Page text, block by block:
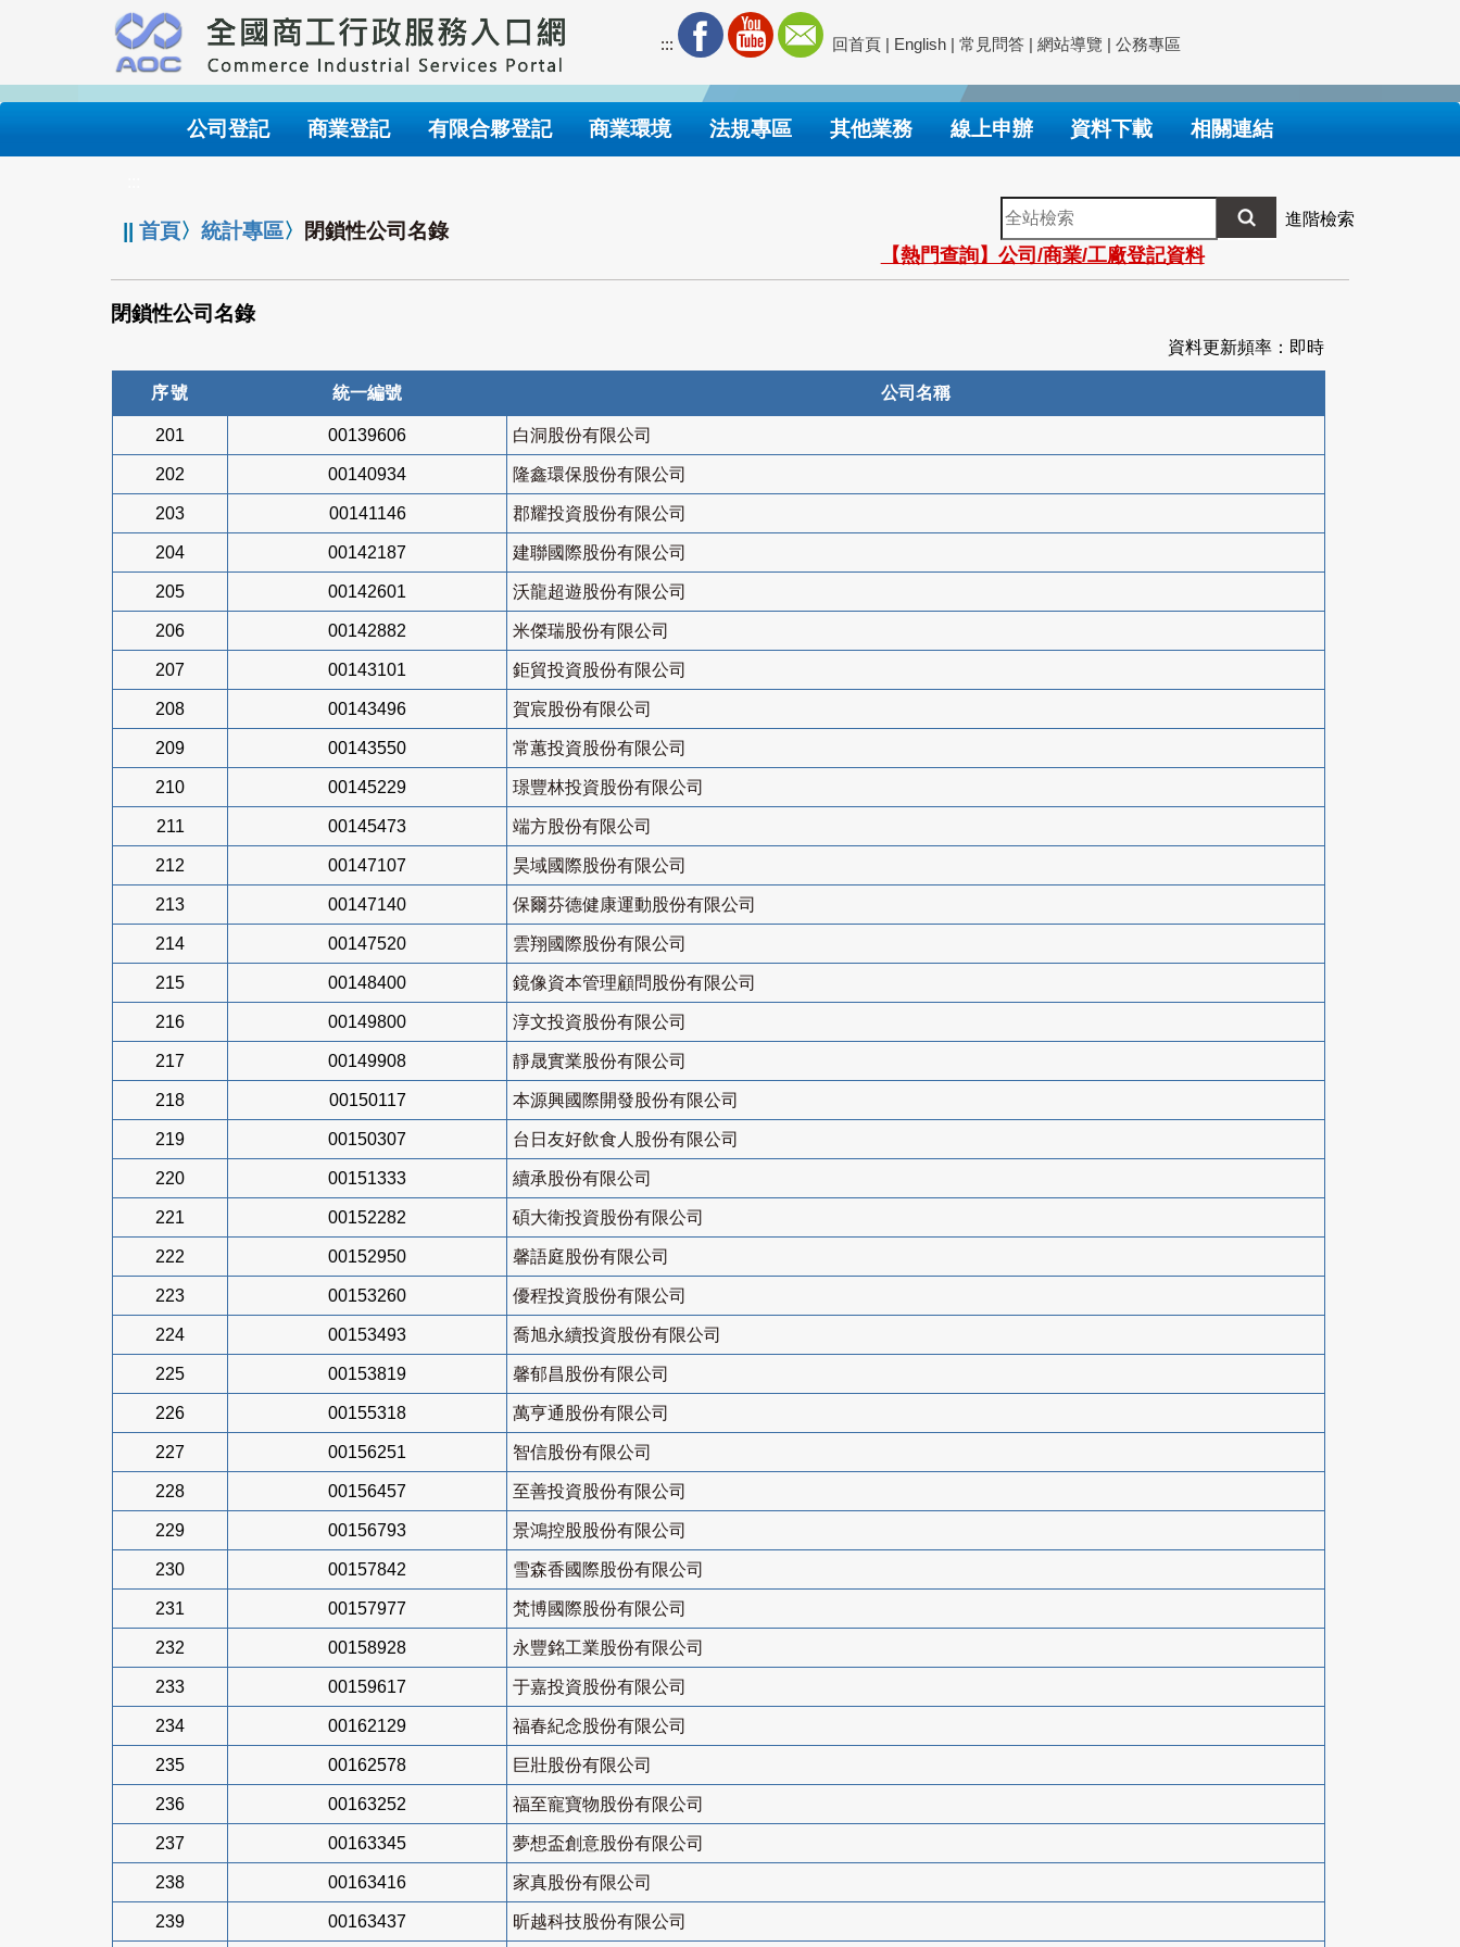
要
內
::: 回首頁 | English | 常見問答 | 網站導覽 | 公務專區
公司登記 商業登記 有限合夥登記 商業環境 法規專區 其他業務 線上申辦 資料下載 相關連結
||首頁〉統計專區〉 閉鎖性公司名錄
全
站
檢
索
進階檢索
【熱門查詢】公司/商業/工廠登記資料
閉鎖性公司名錄
資料更新頻率：即時
序號 統一編號 公司名稱
201 00139606 白洞股份有限公司
202 00140934 隆鑫環保股份有限公司
203 00141146 郡耀投資股份有限公司
204 00142187 建聯國際股份有限公司
205 00142601 沃龍超遊股份有限公司
206 00142882 米傑瑞股份有限公司
207 00143101 鉅貿投資股份有限公司
208 00143496 賀宸股份有限公司
209 00143550 常蕙投資股份有限公司
210 00145229 璟豐林投資股份有限公司
211 00145473 端方股份有限公司
212 00147107 昊域國際股份有限公司
213 00147140 保爾芬德健康運動股份有限公司
214 00147520 雲翔國際股份有限公司
215 00148400 鏡像資本管理顧問股份有限公司
216 00149800 淳文投資股份有限公司
217 00149908 靜晟實業股份有限公司
218 00150117 本源興國際開發股份有限公司
219 00150307 台日友好飲食人股份有限公司
220 00151333 續承股份有限公司
221 00152282 碩大衛投資股份有限公司
222 00152950 馨語庭股份有限公司
223 00153260 優程投資股份有限公司
224 00153493 喬旭永續投資股份有限公司
225 00153819 馨郁昌股份有限公司
226 00155318 萬亨通股份有限公司
227 00156251 智信股份有限公司
228 00156457 至善投資股份有限公司
229 00156793 景鴻控股股份有限公司
230 00157842 雪森香國際股份有限公司
231 00157977 梵博國際股份有限公司
232 00158928 永豐銘工業股份有限公司
233 00159617 于嘉投資股份有限公司
234 00162129 福春紀念股份有限公司
235 00162578 巨壯股份有限公司
236 00163252 福至寵寶物股份有限公司
237 00163345 夢想盃創意股份有限公司
238 00163416 家真股份有限公司
239 00163437 昕越科技股份有限公司